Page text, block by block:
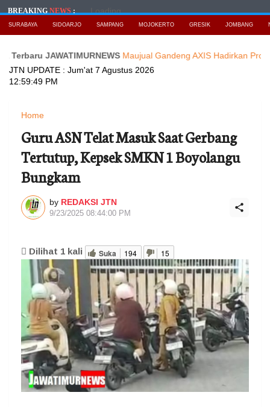
BREAKINGNEWS: Loading...
SURABAYA SIDOARJO SAMPANG MOJOKERTO GRESIK JOMBANG
JAWATIMURNEWS Maujual Gandeng AXIS Hadirkan Promo
JTN UPDATE : Jum'at 7 Agustus 2026
12:59:51 PM
Home
Guru ASN Telat Masuk Saat Gerbang
Tertutup, Kepsek SMKN 1 Boyolangu
Bungkam
by REDAKSI JTN
9/23/2025 08:44:00 PM
Dilihat 1 kali Suka 194 15